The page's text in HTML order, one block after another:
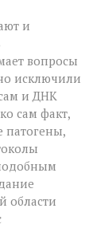
и
вопросы
исключили
и ДНК
сам факт,
патогены,
области